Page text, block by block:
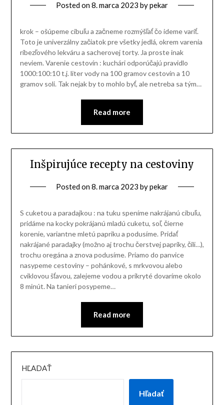
Posted on8. marca 2023 bypekar
krok – ošúpeme cibuľu a začneme rozmýšľať čo ideme variť.
Toto je univerzálny začiatok pre všetky jedlá, okrem varenia
ríbezľového lekváru a sacherovej torty. Ja proste inak
neviem. Varenie cestovín : kuchári odporúčajú pravidlo
1000:100:10 t.j. liter vody na 100 gramov cestovín a 10
gramov soli. Tak nejak by to mohlo byť, ale netreba sa tým…
Read more
Inšpirujúce recepty na cestoviny
Posted on8. marca 2023 bypekar
S cuketou a paradajkou : na tuku speníme nakrájanú cibuľu,
pridáme na kocky pokrájanú mladú cuketu, soľ, čierne
korenie, variantne mletú papriku a podusíme. Pridať
nakrájané paradajky (možno aj trochu čerstvej papriky, čili…),
trochu oregána a znova podusíme. Priamo do panvice
nasypeme cestoviny – pohánkové, s mrkvovou alebo
cviklovou šťavou, zalejeme vodou a prikryté dovaríme okolo
8 minút. Na tanieri posypeme…
Read more
HĽADAŤ
Hľadať